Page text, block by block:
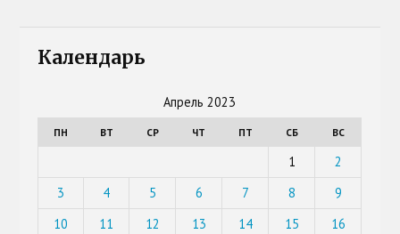
Календарь
Апрель 2023
ПН ВТ СР ЧТ ПТ СБ ВС
1
2
3
4 5 6 7 8
9
10
11 12 13 14 15
16